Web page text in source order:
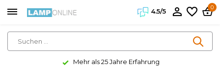
4.5/5
0
Mehr als 25 Jahre Erfahrung